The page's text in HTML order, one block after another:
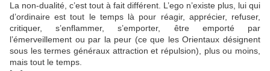
La non-dualité, c’est tout à fait différent. L’ego n’existe plus, lui qui
d’ordinaire est tout le temps là pour réagir, apprécier, refuser,
critiquer, s’enflammer, s’emporter, être emporté par
l’émerveillement ou par la peur (ce que les Orientaux désignent
sous les termes généraux attraction et répulsion), plus ou moins,
mais tout le temps.